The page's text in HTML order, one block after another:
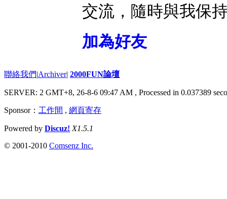
交流，隨時與我保
加為好友
聯絡我們|Archiver| 2000FUN論壇
SERVER: 2 GMT+8, 26-8-6 09:47 AM , Processed in 0.037389
Sponsor： 工作間 , 網頁寄存
Powered by Discuz! X1.5.1
© 2001-2010 Comsenz Inc.